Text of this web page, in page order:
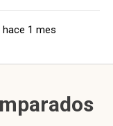
hace 1 mes